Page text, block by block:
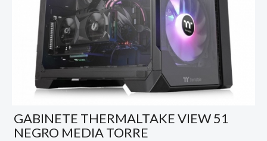
GABINETE THERMALTAKE VIEW 51
NEGRO MEDIA TORRE